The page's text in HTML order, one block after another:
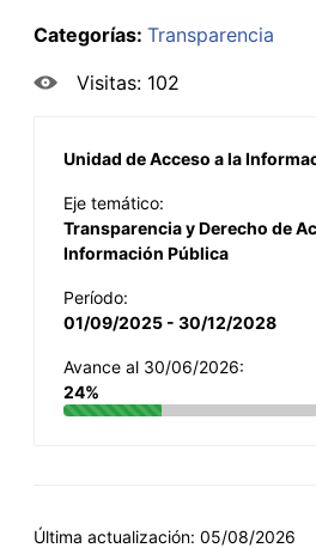
Categorías: Transparencia
Visitas: 102
Unidad de Acceso a la
Eje temático:
Transparencia y Derecho de
Información Pública
Período:
01/09/2025 - 30/12/2028
Avance al 30/06/2026:
24%
Última actualización: 05/08/2026